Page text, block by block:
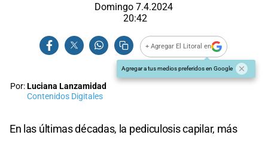
Domingo 7.4.2024
20:42
+ Agregar El Litoral en
Agregar a tus medios preferidos en Google
Por:Luciana Lanzamidad
Contenidos Digitales
En las últimas décadas, la pediculosis capilar, más